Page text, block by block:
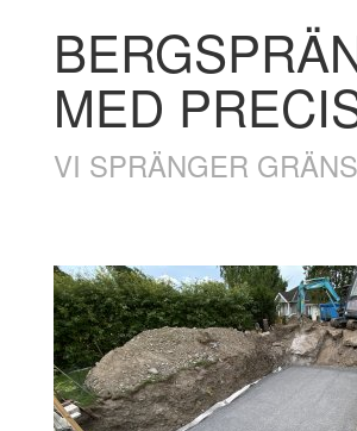
MED
VI SPRÄNGER